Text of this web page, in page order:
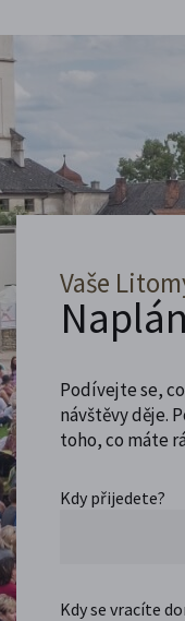
Vaše
Podívejte se,
návštěvy děje.
toho, co máte
Kdy přijedete?
Kdy se vracíte